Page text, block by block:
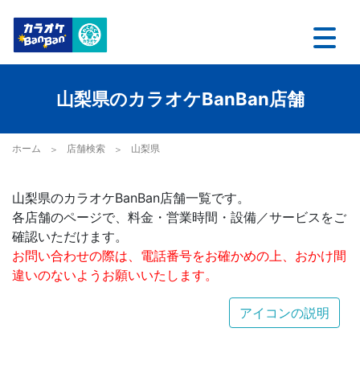
山梨県のカラオケBanBan店舗
ホーム 店舗検索 山梨県
山梨県のカラオケBanBan店舗一覧です。
各店舗のページで、料金・営業時間・設備／サービスをご
確認いただけます。
お問い合わせの際は、電話番号をお確かめの上、おかけ間
違いのないようお願いいたします。
アイコンの説明